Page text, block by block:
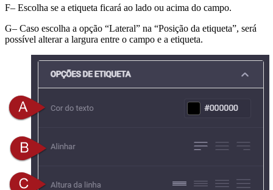
F– Escolha se a etiqueta ficará ao lado ou acima do campo.
G– Caso escolha a opção “Lateral” na “Posição da etiqueta”, será
possível alterar a largura entre o campo e a etiqueta.